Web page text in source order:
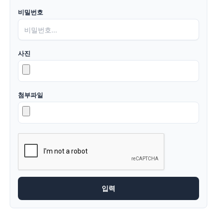
비밀번호
사진
첨부파일